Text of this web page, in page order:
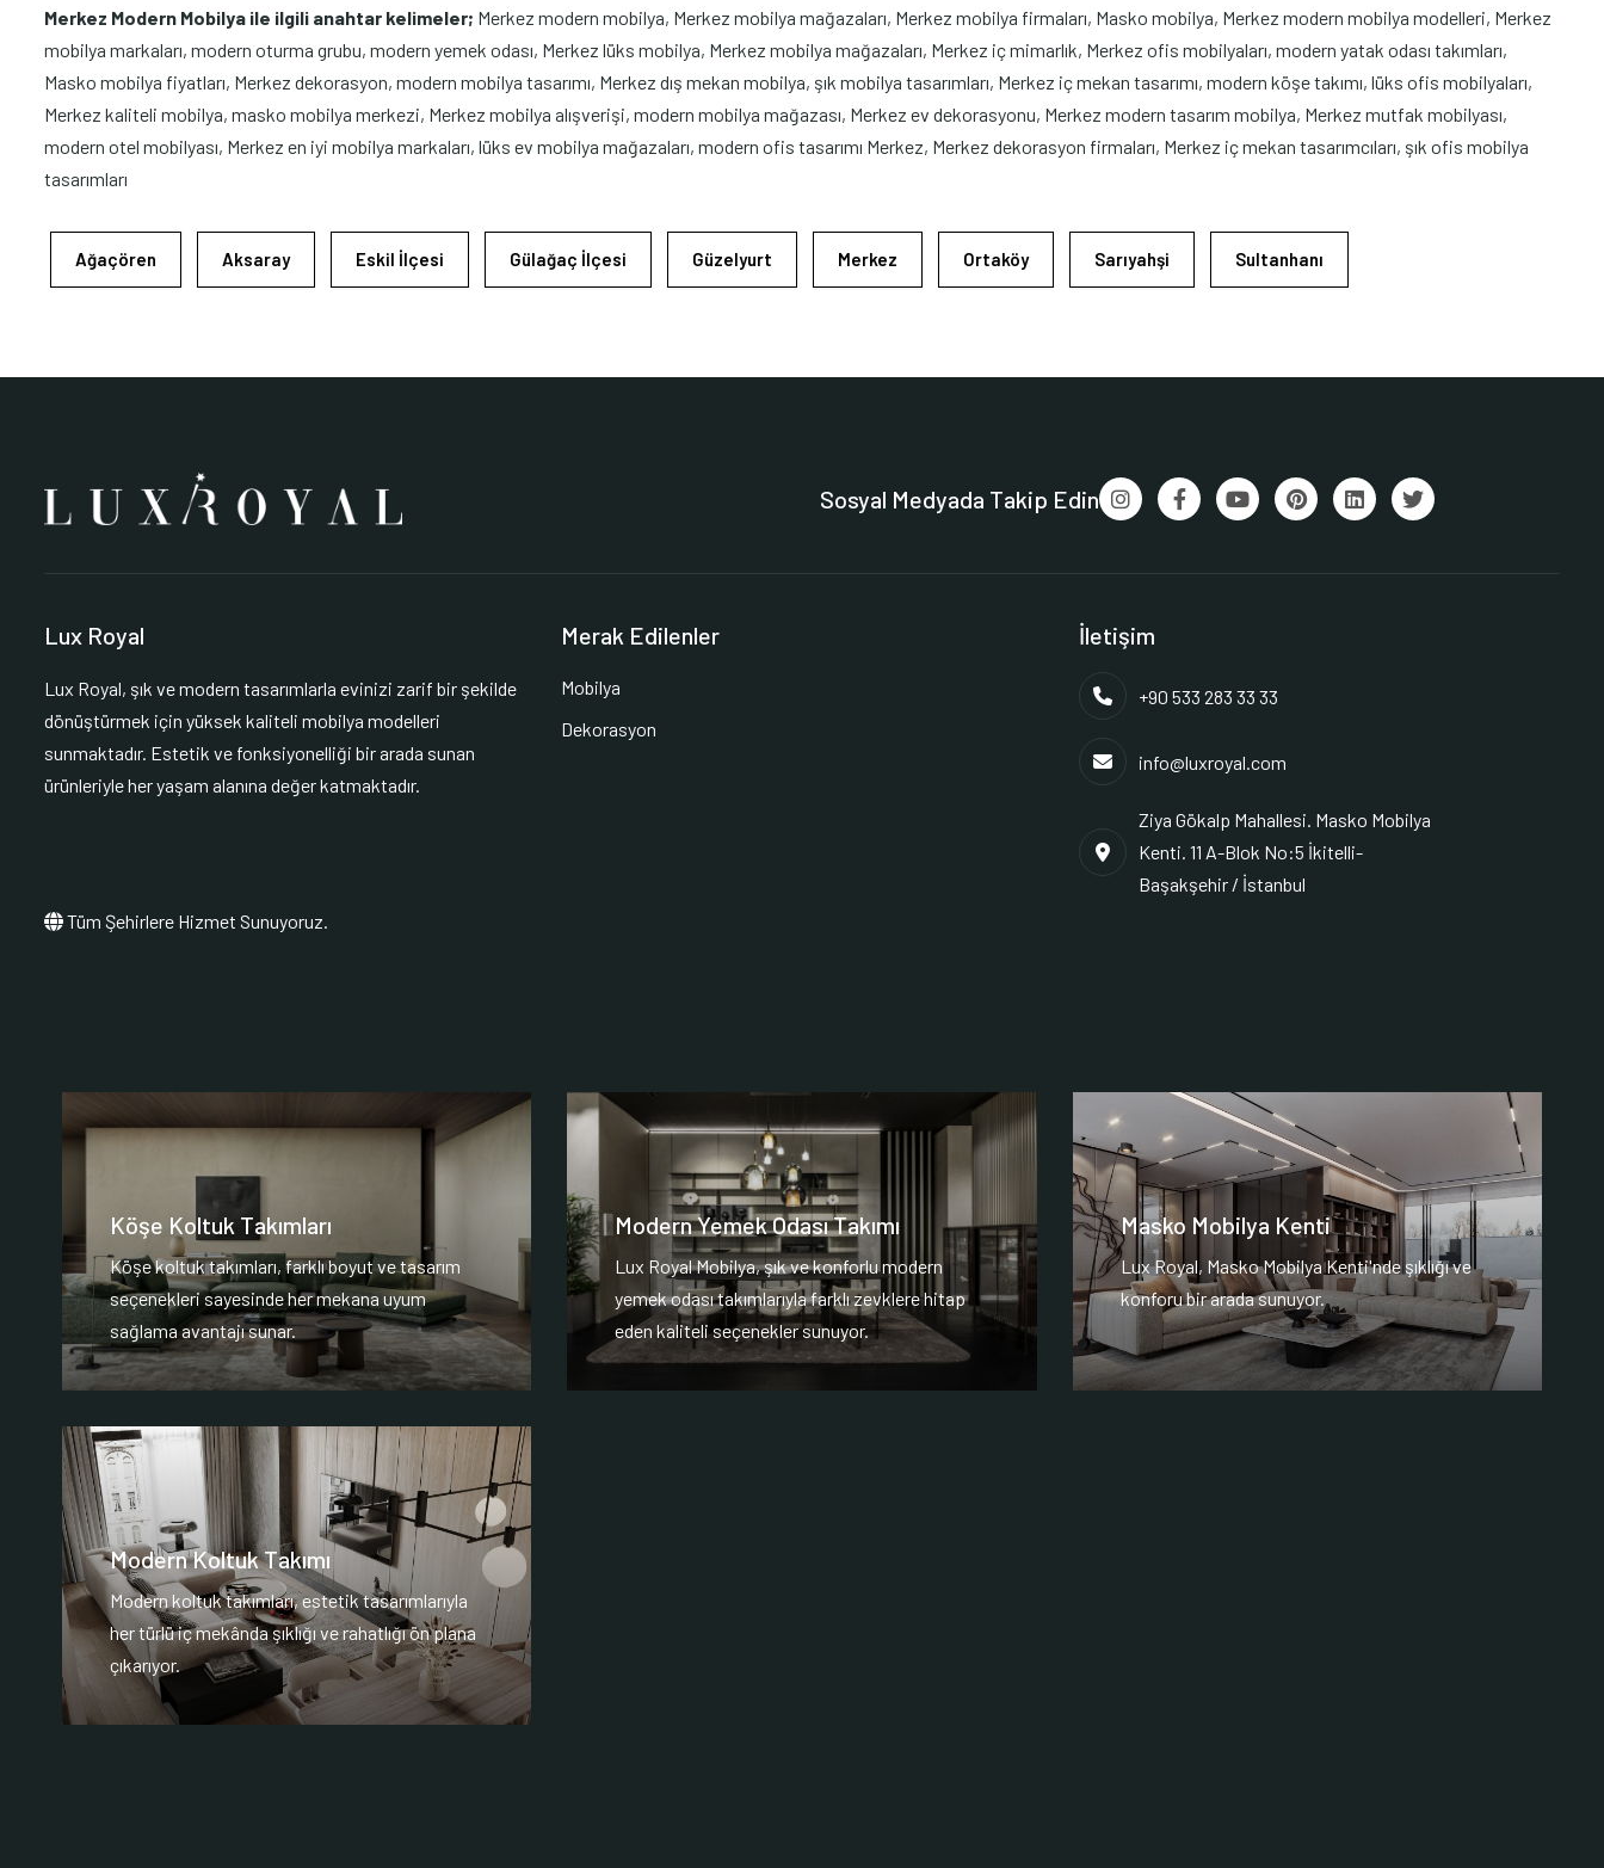
Merkez Modern Mobilya ile ilgili anahtar kelimeler; Merkez modern mobilya, Merkez mobilya mağazaları, Merkez mobilya firmaları, Masko mobilya, Merkez modern mobilya modelleri, Merkez
mobilya markaları, modern oturma grubu, modern yemek odası, Merkez lüks mobilya, Merkez mobilya mağazaları, Merkez iç mimarlık, Merkez ofis mobilyaları, modern yatak odası takımları,
Masko mobilya fiyatları, Merkez dekorasyon, modern mobilya tasarımı, Merkez dış mekan mobilya, şık mobilya tasarımları, Merkez iç mekan tasarımı, modern köşe takımı, lüks ofis mobilyaları,
Merkez kaliteli mobilya, masko mobilya merkezi, Merkez mobilya alışverişi, modern mobilya mağazası, Merkez ev dekorasyonu, Merkez modern tasarım mobilya, Merkez mutfak mobilyası,
modern otel mobilyası, Merkez en iyi mobilya markaları, lüks ev mobilya mağazaları, modern ofis tasarımı Merkez, Merkez dekorasyon firmaları, Merkez iç mekan tasarımcıları, şık ofis mobilya
tasarımları
Ağaçören Aksaray Eskil İlçesi Gülağaç İlçesi Güzelyurt Merkez Ortaköy Sarıyahşi Sultanhanı
Sosyal Medyada Takip Edin
Lux Royal
Lux Royal, şık ve modern tasarımlarla evinizi zarif bir şekilde
dönüştürmek için yüksek kaliteli mobilya modelleri
sunmaktadır. Estetik ve fonksiyonelliği bir arada sunan
ürünleriyle her yaşam alanına değer katmaktadır.
Tüm Şehirlere Hizmet Sunuyoruz.
Merak Edilenler
Mobilya
Dekorasyon
İletişim
+90 533 283 33 33
info@luxroyal.com
Ziya Gökalp Mahallesi. Masko Mobilya
Kenti. 11 A-Blok No:5 İkitelli-
Başakşehir / İstanbul
Köşe Koltuk Takımları
Köşe koltuk takımları, farklı boyut ve tasarım
seçenekleri sayesinde her mekana uyum
sağlama avantajı sunar.
Modern Yemek Odası Takımı
Lux Royal Mobilya, şık ve konforlu modern
yemek odası takımlarıyla farklı zevklere hitap
eden kaliteli seçenekler sunuyor.
Masko Mobilya Kenti
Lux Royal, Masko Mobilya Kenti'nde şıklığı ve
konforu bir arada sunuyor.
Modern Koltuk Takımı
Modern koltuk takımları, estetik tasarımlarıyla
her türlü iç mekânda şıklığı ve rahatlığı ön plana
çıkarıyor.